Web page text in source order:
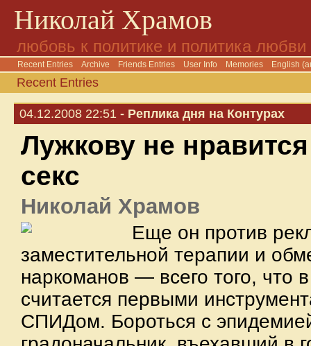
Николай Храмов
любовь к политике и политика любви
Recent Entries Archive Friends Entries User Info Memories English
Recent Entries
04.12.2008 22:51 - Реплика дня на Контурах
Лужкову не
секс
Николай Храмов
Еще он против
заместительной терапии и
наркоманов — всего того, что
считается первыми
СПИДом. Бороться с